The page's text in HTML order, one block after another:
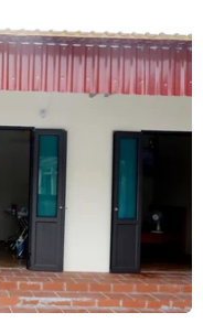
đã cập nhật,
toàn cho trẻ em khi
ý kiến thông qua tại